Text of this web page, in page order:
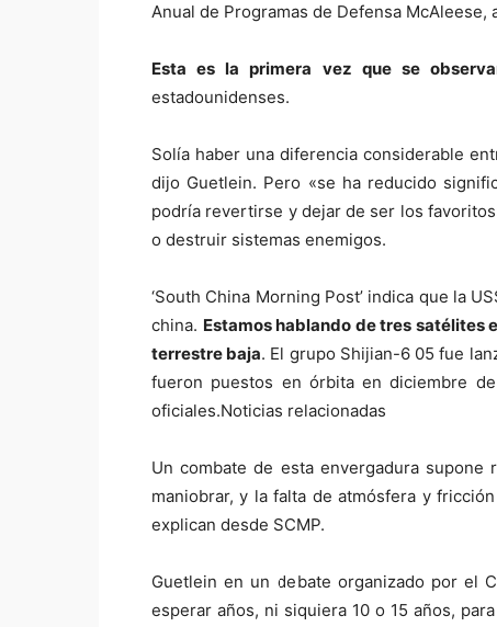
Anual de Programas de Defensa
Esta es la primera vez que se
estadounidenses.
Solía haber una diferencia considerable
dijo Guetlein. Pero «se ha reducido
podría revertirse y dejar de ser los
o destruir sistemas enemigos.
‘South China Morning Post’ indica que la
china. Estamos hablando de tres satélites
terrestre baja. El grupo Shijian-6 05 fue
fueron puestos en órbita en diciembre
oficiales.Noticias relacionadas
Un combate de esta envergadura
maniobrar, y la falta de atmósfera y
explican desde SCMP.
Guetlein en un debate organizado por el
esperar años, ni siquiera 10 o 15 años,